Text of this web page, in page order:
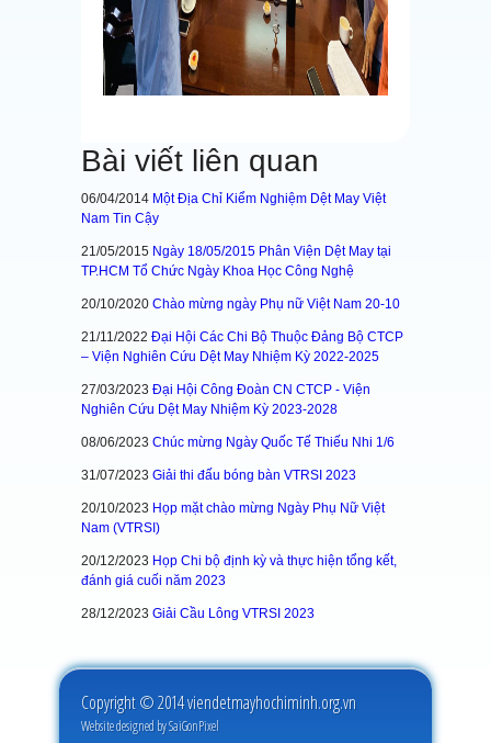
Bài viết liên quan
06/04/2014 Một Địa Chỉ Kiểm Nghiệm Dệt May Việt
Nam Tin Cậy
21/05/2015 Ngày 18/05/2015 Phân Viện Dệt May tại
TP.HCM Tổ Chức Ngày Khoa Học Công Nghệ
20/10/2020 Chào mừng ngày Phụ nữ Việt Nam 20-10
21/11/2022 Đại Hội Các Chi Bộ Thuộc Đảng Bộ CTCP
– Viện Nghiên Cứu Dệt May Nhiệm Kỳ 2022-2025
27/03/2023 Đại Hội Công Đoàn CN CTCP - Viện
Nghiên Cứu Dệt May Nhiệm Kỳ 2023-2028
08/06/2023 Chúc mừng Ngày Quốc Tế Thiếu Nhi 1/6
31/07/2023 Giải thi đấu bóng bàn VTRSI 2023
20/10/2023 Họp mặt chào mừng Ngày Phụ Nữ Việt
Nam (VTRSI)
20/12/2023 Họp Chi bộ định kỳ và thực hiện tổng kết,
đánh giá cuối năm 2023
28/12/2023 Giải Cầu Lông VTRSI 2023
Copyright © 2014 viendetmayhochiminh.org.vn
Website designed bySaiGonPixel